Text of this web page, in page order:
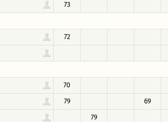
73
72
70
79 69
79